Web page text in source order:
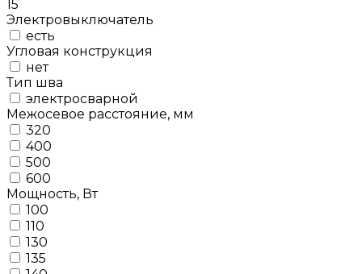
15
Электровыключатель
есть
Угловая конструкция
нет
Тип шва
электросварной
Межосевое расстояние, мм
320
400
500
600
Мощность, Вт
100
110
130
135